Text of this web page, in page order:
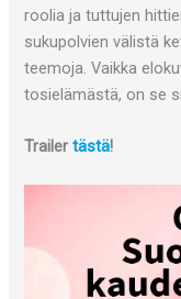
roolia ja tuttujen
sukupolvien välistä
teemoja. Vaikka
tosielämästä, on se
Trailertästä!